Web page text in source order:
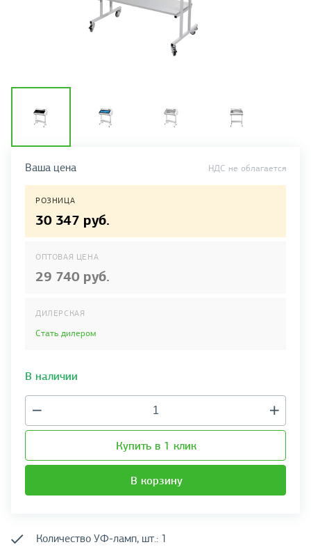
Ваша цена НДС не облагается
РОЗНИЦА
30 347 руб.
ОПТОВАЯ ЦЕНА
29 740 руб.
ДИЛЕРСКАЯ
Стать дилером
В наличии
Купить в 1 клик
В корзину
Количество УФ-ламп, шт.: 1